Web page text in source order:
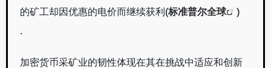
的矿工却因优惠的电价而继续获利(标准普尔全球
)
.
加密货币采矿业的韧性体现在其在挑战中适应和创新